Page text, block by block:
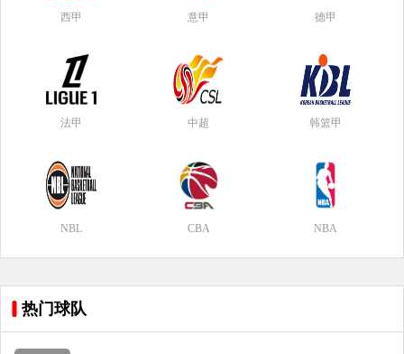
西甲 意甲 德甲
法甲 中超 韩篮甲
NBL CBA NBA
热门球队